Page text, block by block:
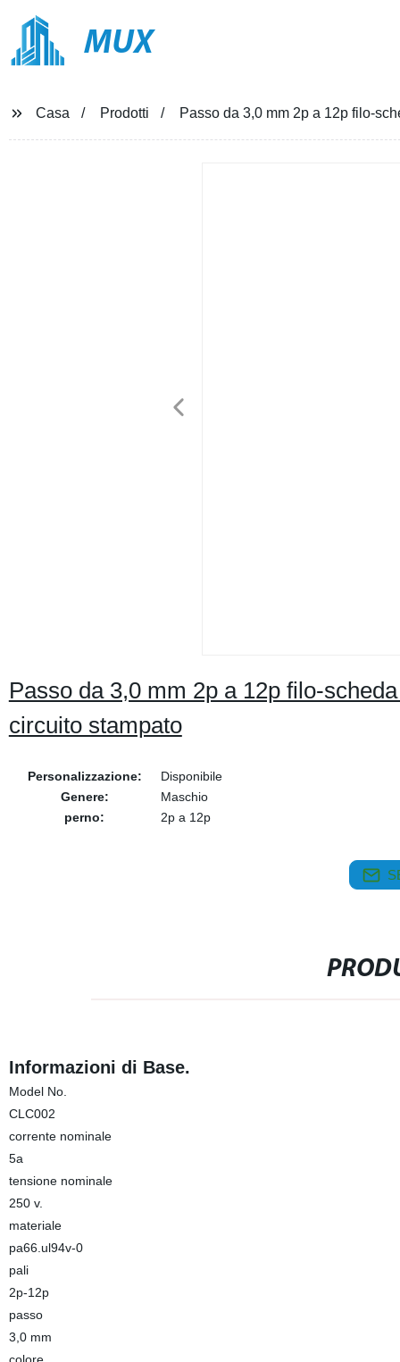
MUX
Casa Prodotti Passo da 3,0 mm 2p a 12p filo-
Passo da 3,0 mm 2p a 12p filo-
circuito stampato
Personalizzazione:
Disponibile
Genere:
Maschio
perno:
2p a 12p
Informazioni di Base.
Model No.
CLC002
corrente nominale
5a
tensione nominale
250 v.
materiale
pa66.ul94v-0
pali
2p-12p
passo
3,0 mm